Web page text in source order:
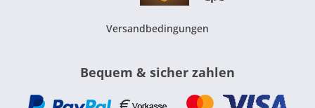
Versandbedingungen
Bequem & sicher zahlen